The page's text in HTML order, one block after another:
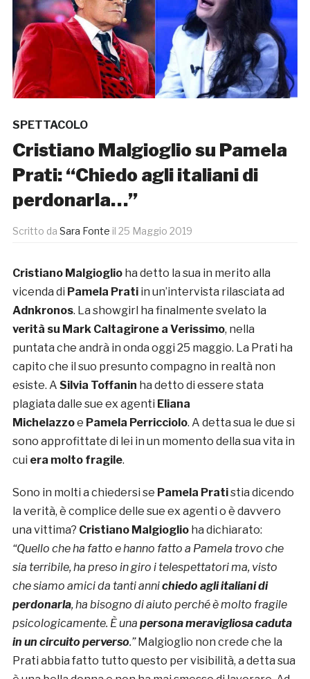
SPETTACOLO
Cristiano Malgioglio su Pamela
Prati: “Chiedo agli italiani di
perdonarla…”
Scritto da Sara Fonte il 25 Maggio 2019
Cristiano Malgioglio ha detto la sua in merito alla
vicenda di Pamela Prati in un’intervista rilasciata ad
Adnkronos. La showgirl ha finalmente svelato la
verità su Mark Caltagirone a Verissimo, nella
puntata che andrà in onda oggi 25 maggio. La Prati ha
capito che il suo presunto compagno in realtà non
esiste. A Silvia Toffanin ha detto di essere stata
plagiata dalle sue ex agenti Eliana
Michelazzoe Pamela Perricciolo. A detta sua le due si
sono approfittate di lei in un momento della sua vita in
cui era molto fragile.
Sono in molti a chiedersi se Pamela Pratistia dicendo
la verità, è complice delle sue ex agenti o è davvero
una vittima? Cristiano Malgioglio ha dichiarato:
“Quello che ha fatto e hanno fatto a Pamela trovo che
sia terribile, ha preso in giro i telespettatori ma, visto
che siamo amici da tanti annichiedo agli italiani di
perdonarla, ha bisogno di aiuto perché è molto fragile
psicologicamente. È una persona meravigliosa caduta
in un circuito perverso.” Malgioglio non crede che la
Prati abbia fatto tutto questo per visibilità, a detta sua